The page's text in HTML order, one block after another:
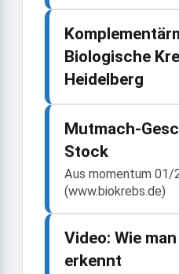
Biologische
Heidelberg
Mutmach-
Stock
Aus momentum 01/
(www.biokrebs.de)
Video: Wie
erkennt